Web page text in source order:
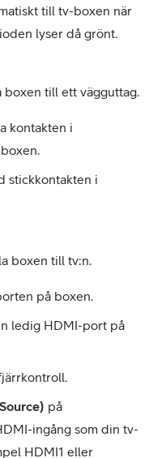
till tv-boxen när
lyser då grönt.
till ett vägguttag.
boxen till tv:n.
på boxen.
ledig HDMI-port på
på
ingång som din tv-
HDMI1 eller